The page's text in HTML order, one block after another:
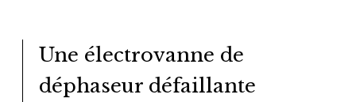
Une électrovanne de
déphaseur défaillante